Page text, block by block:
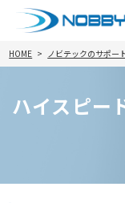
HOME ノビテックのサポー
ハイスピー